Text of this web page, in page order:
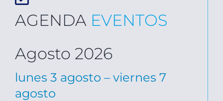
AGENDA EVENTOS
Agosto 2026
lunes 3 agosto – viernes 7
agosto